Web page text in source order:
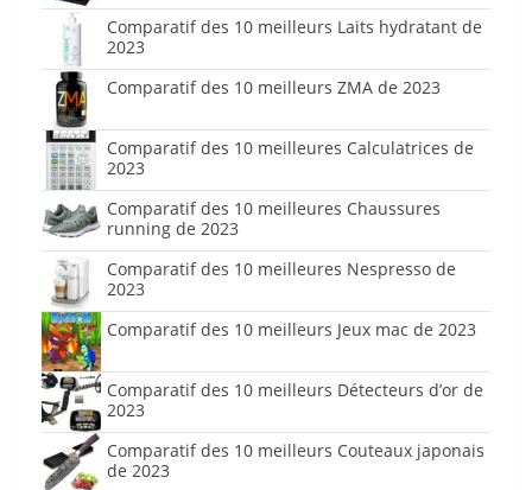
Comparatif des 10 meilleurs Laits hydratant de
2023
Comparatif des 10 meilleurs ZMA de 2023
Comparatif des 10 meilleures Calculatrices de
2023
Comparatif des 10 meilleures Chaussures
running de 2023
Comparatif des 10 meilleures Nespresso de
2023
Comparatif des 10 meilleurs Jeux mac de 2023
Comparatif des 10 meilleurs Détecteurs d’or de
2023
Comparatif des 10 meilleurs Couteaux japonais
de 2023